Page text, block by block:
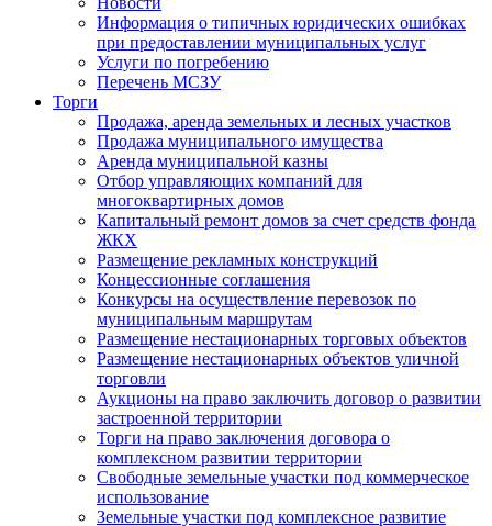
Информация о типичных юридических ошибках
при предоставлении муниципальных услуг
Услуги по погребению
Перечень МСЗУ
Торги
Продажа, аренда земельных и лесных участков
Продажа муниципального имущества
Аренда муниципальной казны
Отбор управляющих компаний для
многоквартирных домов
Капитальный ремонт домов за счет средств фонда
ЖКХ
Размещение рекламных конструкций
Концессионные соглашения
Конкурсы на осуществление перевозок по
муниципальным маршрутам
Размещение нестационарных торговых объектов
Размещение нестационарных объектов уличной
торговли
Аукционы на право заключить договор о развитии
застроенной территории
Торги на право заключения договора о
комплексном развитии территории
Свободные земельные участки под коммерческое
использование
Земельные участки под комплексное развитие